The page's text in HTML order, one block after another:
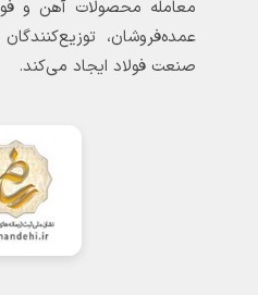
معامله محصولات آهن و
عمده‌فروشان،
صنعت فولاد ایجاد می‌کند.